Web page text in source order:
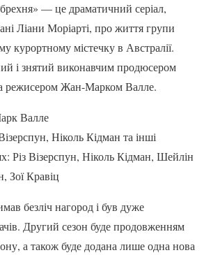
— це драматичний серіал,
Ліани Моріарті, про життя групи
курортному містечку в Австралії.
і знятий виконавчим продюсером
режисером Жан-Марком Валле.
Валле
Ніколь Кідман та інші
Різ Візерспун, Ніколь Кідман, Шейлін
Зої Кравіц
безліч нагород і був дуже
Другий сезон буде продовженням
а також буде додана лише одна нова